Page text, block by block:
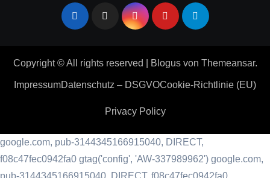
Copyright © All rights reserved Blogusvon Themeansar.
ImpressumDatenschutz – DSGVOCookie-Richtlinie (EU)
Privacy Policy
google.com, pub-3144345166915040, DIRECT,
f08c47fec0942fa0 gtag('config', 'AW-337989962') google.com,
pub-3144345166915040, DIRECT, f08c47fec0942fa0